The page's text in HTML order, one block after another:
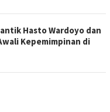
Hasto Wardoyo dan
Kepemimpinan di